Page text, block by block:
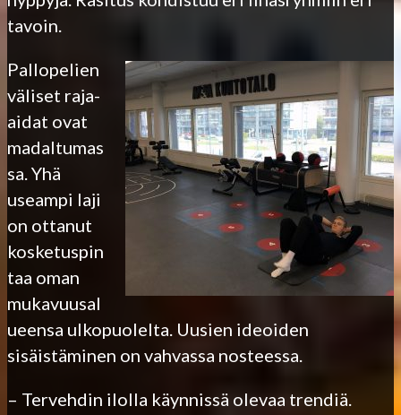
tavoin.
Pallopelien
väliset raja-
aidat ovat
madaltumas
sa. Yhä
useampi laji
on ottanut
kosketuspin
taa oman
mukavuusal
ueensa ulkopuolelta. Uusien ideoiden
sisäistäminen on vahvassa nosteessa.
– Tervehdin ilolla käynnissä olevaa trendiä.